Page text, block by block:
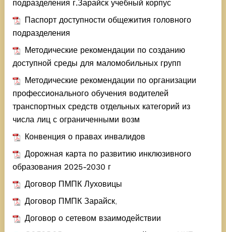
подразделения г.Зарайск учебный корпус
Паспорт доступности общежития головного
подразделения
Методические рекомендации по созданию
доступной среды для маломобильных групп
Методические рекомендации по организации
профессионального обучения водителей
транспортных средств отдельных категорий из
числа лиц с ограниченными возм
Конвенция о правах инвалидов
Дорожная карта по развитию инклюзивного
образования 2025-2030 г
Договор ПМПК Луховицы
Договор ПМПК Зарайск,
Договор о сетевом взаимодействии